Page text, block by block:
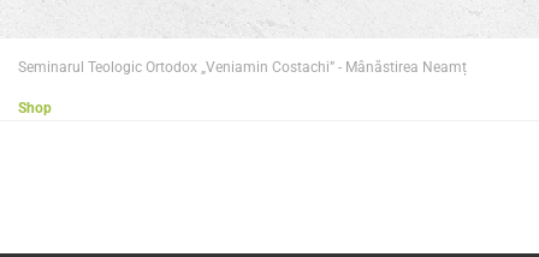
Seminarul Teologic Ortodox „Veniamin Costachi” - Mânăstirea Neamț
Shop